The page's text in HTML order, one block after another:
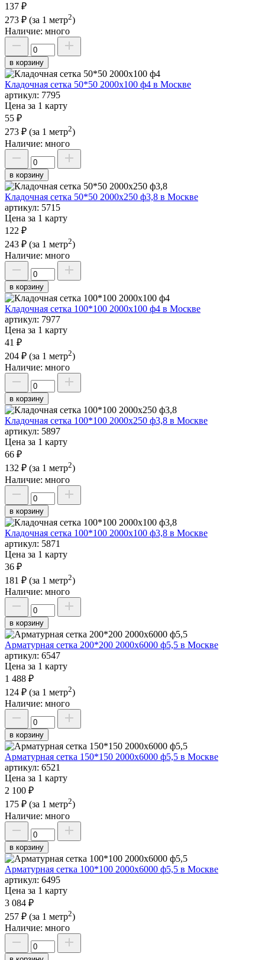
137 ₽
273 ₽ (за 1 метр2)
Наличие: много
в корзину
Кладочная сетка 50*50 2000х100 ф4 в Москве
артикул: 7795
Цена за 1 карту
55 ₽
273 ₽ (за 1 метр2)
Наличие: много
в корзину
Кладочная сетка 50*50 2000х250 ф3,8 в Москве
артикул: 5715
Цена за 1 карту
122 ₽
243 ₽ (за 1 метр2)
Наличие: много
в корзину
Кладочная сетка 100*100 2000х100 ф4 в Москве
артикул: 7977
Цена за 1 карту
41 ₽
204 ₽ (за 1 метр2)
Наличие: много
в корзину
Кладочная сетка 100*100 2000х250 ф3,8 в Москве
артикул: 5897
Цена за 1 карту
66 ₽
132 ₽ (за 1 метр2)
Наличие: много
в корзину
Кладочная сетка 100*100 2000х100 ф3,8 в Москве
артикул: 5871
Цена за 1 карту
36 ₽
181 ₽ (за 1 метр2)
Наличие: много
в корзину
Арматурная сетка 200*200 2000х6000 ф5,5 в Москве
артикул: 6547
Цена за 1 карту
1 488 ₽
124 ₽ (за 1 метр2)
Наличие: много
в корзину
Арматурная сетка 150*150 2000х6000 ф5,5 в Москве
артикул: 6521
Цена за 1 карту
2 100 ₽
175 ₽ (за 1 метр2)
Наличие: много
в корзину
Арматурная сетка 100*100 2000х6000 ф5,5 в Москве
артикул: 6495
Цена за 1 карту
3 084 ₽
257 ₽ (за 1 метр2)
Наличие: много